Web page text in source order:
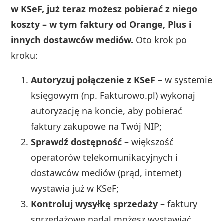
w KSeF, już teraz możesz pobierać z niego
koszty – w tym faktury od Orange, Plus i
innych dostawców mediów. Oto krok po
kroku:
Autoryzuj połączenie z KSeF – w systemie
księgowym (np. Fakturowo.pl) wykonaj
autoryzację na koncie, aby pobierać
faktury zakupowe na Twój NIP;
Sprawdź dostępność – większość
operatorów telekomunikacyjnych i
dostawców mediów (prąd, internet)
wystawia już w KSeF;
Kontroluj wysyłkę sprzedaży – faktury